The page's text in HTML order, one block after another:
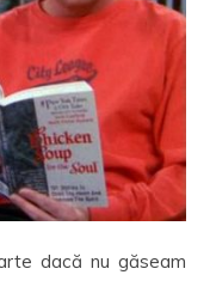
dacă nu găseam